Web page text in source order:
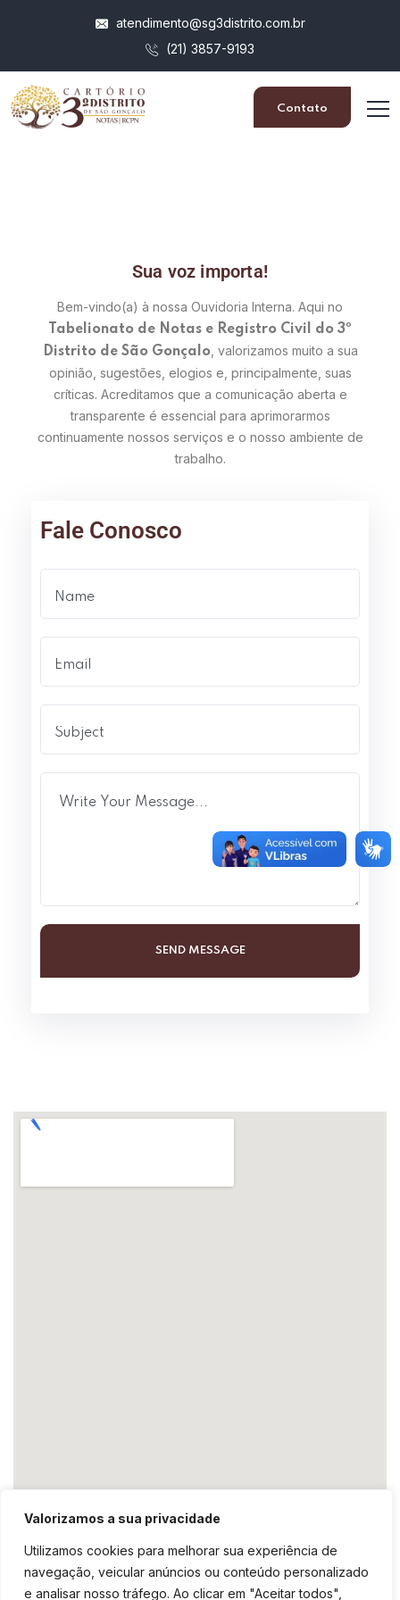
Valorizamos a sua privacidade
Utilizamos cookies para melhorar sua experiência de
navegação, veicular anúncios ou conteúdo personalizado
e analisar nosso tráfego. Ao clicar em "Aceitar todos",
atendimento@sg3distrito.com.br
(21) 3857-9193
Contato
Sua voz importa!
Bem-vindo(a) à nossa Ouvidoria Interna. Aqui no
Tabelionato de Notas e Registro Civil do 3º
Distrito de São Gonçalo, valorizamos muito a sua
opinião, sugestões, elogios e, principalmente, suas
críticas. Acreditamos que a comunicação aberta e
transparente é essencial para aprimorarmos
continuamente nossos serviços e o nosso ambiente de
trabalho.
Fale Conosco